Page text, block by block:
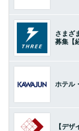
さまざ
募集【
ホテル
【デ